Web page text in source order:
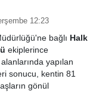
12:23
bağlı Halk
ekiplerince
yapılan
sonucu, kentin 81
gönül